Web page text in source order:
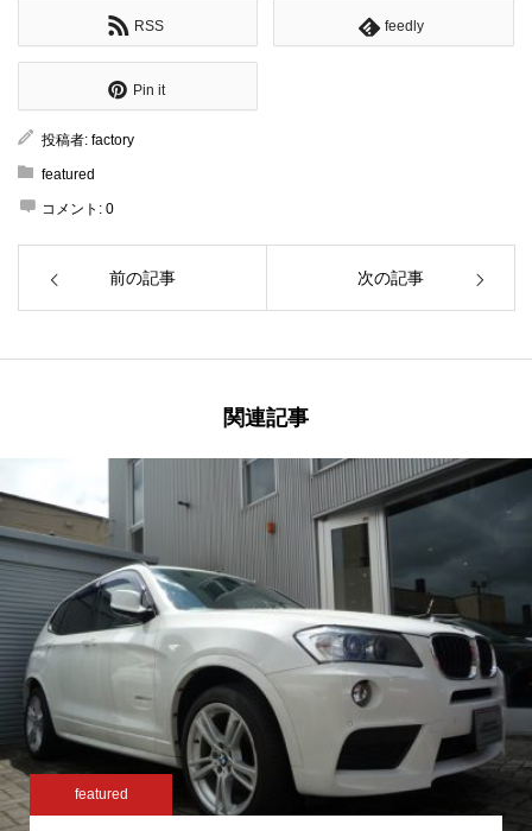
RSS feedly
Pin it
投稿者: factory
featured
コメント: 0
前の記事 次の記事
関連記事
featured